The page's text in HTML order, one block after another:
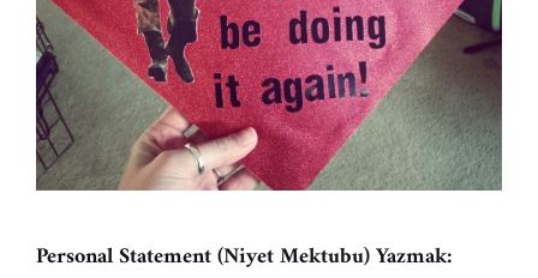
Personal Statement (Niyet Mektubu) Yazmak: